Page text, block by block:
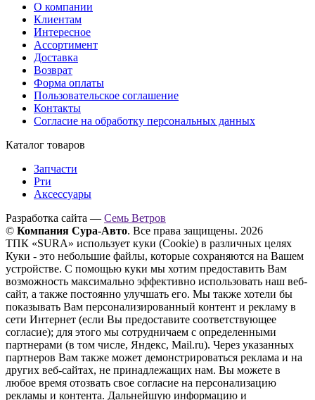
О компании
Клиентам
Интересное
Ассортимент
Доставка
Возврат
Форма оплаты
Пользовательское соглашение
Контакты
Согласие на обработку персональных данных
Каталог товаров
Запчасти
Рти
Аксессуары
Разработка сайта — Семь Ветров
© Компания Сура-Авто. Все права защищены. 2026
ТПК «SURA» использует куки (Cookie) в различных целях
Куки - это небольшие файлы, которые сохраняются на Вашем
устройстве. С помощью куки мы хотим предоставить Вам
возможность максимально эффективно использовать наш веб-
сайт, а также постоянно улучшать его. Мы также хотели бы
показывать Вам персонализированный контент и рекламу в
сети Интернет (если Вы предоставите соответствующее
согласие); для этого мы сотрудничаем с определенными
партнерами (в том числе, Яндекс, Mail.ru). Через указанных
партнеров Вам также может демонстрироваться реклама и на
других веб-сайтах, не принадлежащих нам. Вы можете в
любое время отозвать свое согласие на персонализацию
рекламы и контента. Дальнейшую информацию и